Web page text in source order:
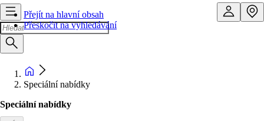
Přejít na hlavní obsah
Přeskočit na vyhledávání
Speciální nabídky
Speciální nabídky